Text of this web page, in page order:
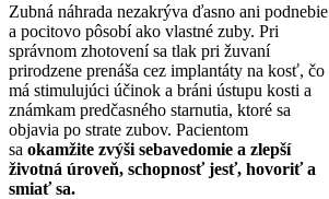
Zubná náhrada nezakrýva ďasno ani podnebie
a pocitovo pôsobí ako vlastné zuby. Pri
správnom zhotovení sa tlak pri žuvaní
prirodzene prenáša cez implantáty na kosť, čo
má stimulujúci účinok a bráni ústupu kosti a
známkam predčasného starnutia, ktoré sa
objavia po strate zubov. Pacientom
sa okamžite zvýši sebavedomie a zlepší
životná úroveň, schopnosť jesť, hovoriť a
smiať sa.